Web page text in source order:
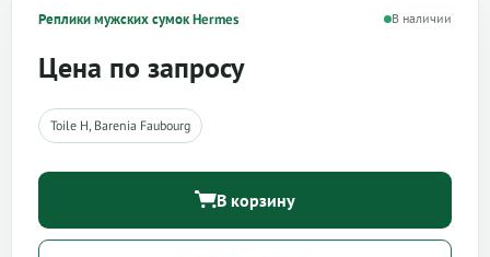
Реплики мужских сумок Hermes В наличии
Цена по запросу
Toile H, Barenia Faubourg
В корзину